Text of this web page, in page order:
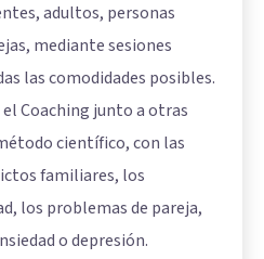
adultos, personas
mediante sesiones
las comodidades posibles.
Coaching junto a otras
científico, con las
familiares, los
los problemas de pareja,
o depresión.